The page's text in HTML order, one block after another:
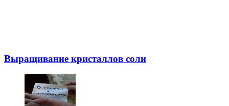
Выращивание кристаллов соли